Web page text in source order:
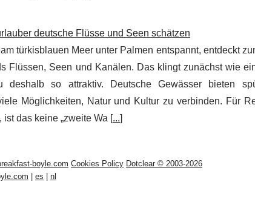
deutsche Flüsse und Seen schätzen
türkisblauen Meer unter Palmen entspannt, entdeckt
Flüssen, Seen und Kanälen. Das klingt zunächst wie
deshalb so attraktiv. Deutsche Gewässer bieten
Möglichkeiten, Natur und Kultur zu verbinden. Für
ist das keine „zweite Wa [...]
boyle.com Cookies Policy Dotclear © 2003-2026
es nl